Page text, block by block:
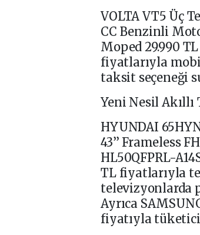
VOLTA VT5 Üç
CC Benzinli
Moped 29.990
fiyatlarıyla
taksit seçeneği
Yeni Nesil
HYUNDAI
43’’ Frameless
HL50QFPRL-
TL fiyatlarıyla
televizyonlarda
Ayrıca
fiyatıyla